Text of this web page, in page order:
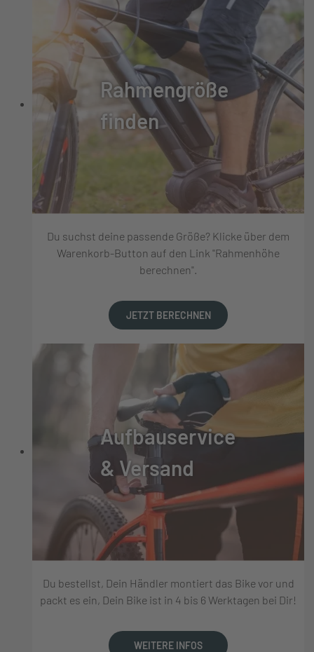
Rahmengröße
finden
Du suchst deine passende Größe? Klicke über dem
Warenkorb-Button auf den Link "Rahmenhöhe
berechnen".
JETZT BERECHNEN
Aufbauservice
& Versand
Du bestellst, Dein Händler montiert das Bike vor und
packt es ein, Dein Bike ist in 4 bis 6 Werktagen bei Dir!
WEITERE INFOS